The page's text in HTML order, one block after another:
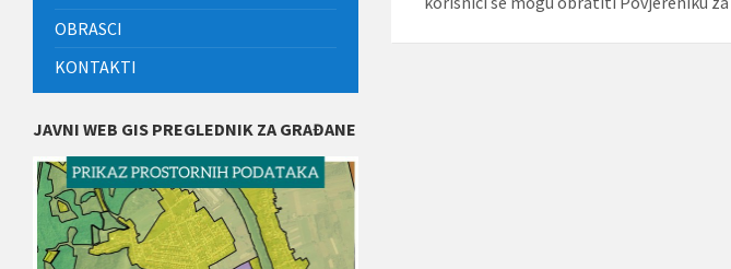
OBRASCI
KONTAKTI
JAVNI WEB GIS PREGLEDNIK ZA GRAĐANE